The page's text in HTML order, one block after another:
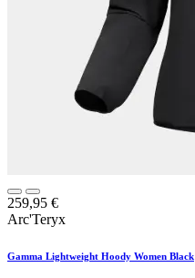
259,95 €
Arc'Teryx
Gamma Lightweight Hoody Women Black